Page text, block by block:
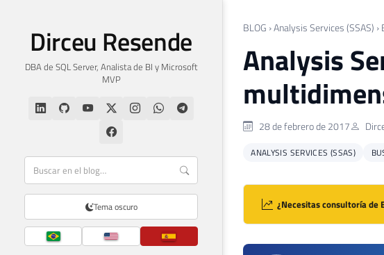
Dirceu Resende
DBA de SQL Server, Analista de BI y Microsoft
MVP
Tema oscuro
BLOG ›Analysis Services (SSAS) ›
Analysis
28 de febrero de 2017
ANALYSIS SERVICES (SSAS)
¿Necesitas consultoría de